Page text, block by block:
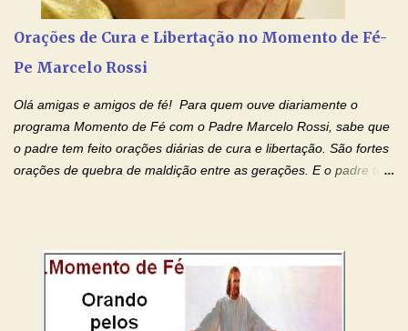
estão doentes, pais que estão longe dos filhos, pais que já são
falecidos, pais que tem problemas com vícios, enfim, vamos orar
Orações de Cura e Libertação no Momento de Fé-
Pe Marcelo Rossi
Olá amigas e amigos de fé! Para quem ouve diariamente o
programa Momento de Fé com o Padre Marcelo Rossi, sabe que
o padre tem feito orações diárias de cura e libertação. São fortes
orações de quebra de maldição entre as gerações. E o padre tem
por estas valiosas orações. Tenham um lindo fim de semana na
paz de Jesus Cristo e no amor de Maria Santíssima. Adriana-
Devoção e Fé Clique para acessar: Facebook Padre Marcelo
Rossi Site Padre Marcelo Rossi (para ouvir o Momento de Fé)